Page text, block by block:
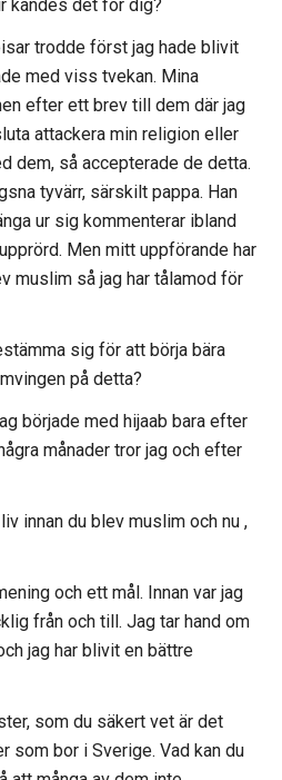
kändes det för dig?
trodde först jag hade blivit
med viss tvekan. Mina
efter ett brev till dem där jag
attackera min religion eller
dem, så accepterade de detta.
tyvärr, särskilt pappa. Han
ur sig kommenterar ibland
Men mitt uppförande har
muslim så jag har tålamod för
sig för att börja bära
på detta?
började med hijaab bara efter
månader tror jag och efter
innan du blev muslim och nu ,
och ett mål. Innan var jag
från och till. Jag tar hand om
jag har blivit en bättre
som du säkert vet är det
som bor i Sverige. Vad kan du